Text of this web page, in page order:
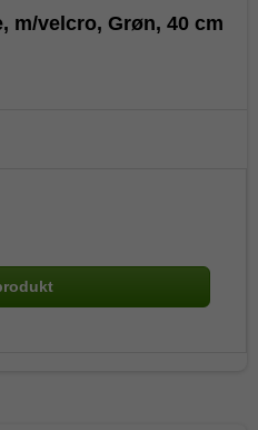
m/velcro, Grøn, 40 cm